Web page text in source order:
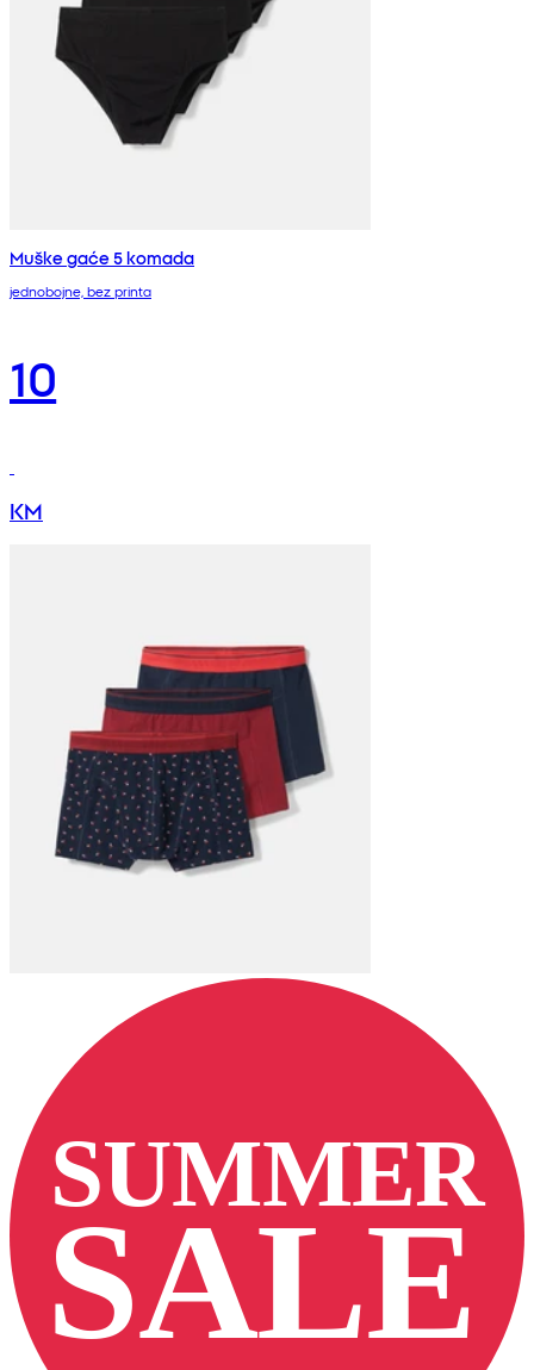
Muške gaće 5 komada
jednobojne, bez printa
10
KM